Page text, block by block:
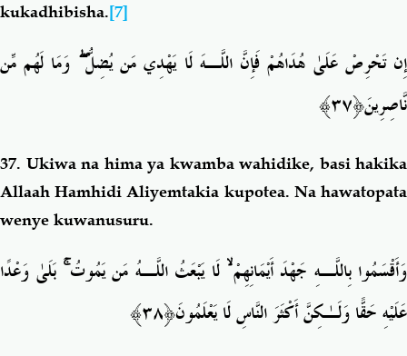
kukadhibisha.[7]
إِن تَحْرِصْ عَلَىٰ هُدَاهُمْ فَإِنَّ اللَّـهَ لَا يَهْدِي مَن يُضِلُّۖ وَمَا لَهُم مِّن
نَّاصِرِينَ﴿٣٧﴾
37. Ukiwa na hima ya kwamba wahidike, basi hakika
Allaah Hamhidi Aliyemtakia kupotea. Na hawatopata
wenye kuwanusuru.
وَأَقْسَمُوا بِاللَّـهِ جَهْدَ أَيْمَانِهِمْۙ لَا يَبْعَثُ اللَّـهُ مَن يَمُوتُۚ بَلَىٰ وَعْدًا
عَلَيْهِ حَقًّا وَلَـٰكِنَّ أَكْثَرَ النَّاسِ لَا يَعْلَمُونَ﴿٣٨﴾